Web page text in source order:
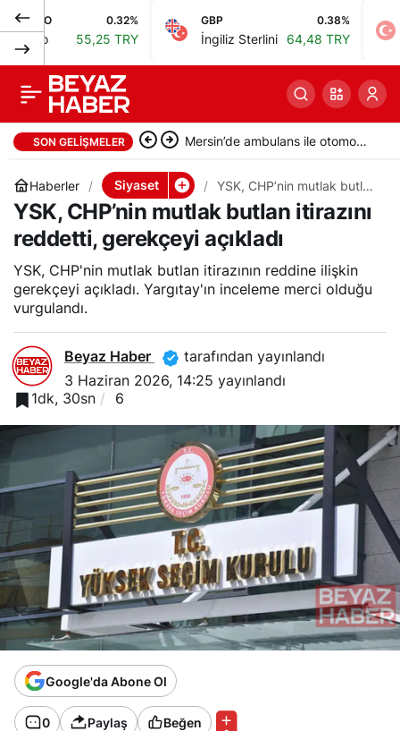
55,25 TRY
GBP
İngiliz Sterlini 64,48 TRY
BIST
Bist
SON GELIŞMELER Göztepe, Trabzonspor’u 2-1
mağlup etti
Haberler Siyaset
YSK, CHP’nin mutlak butlan
itirazını reddetti, gerekçeyi
açıkladı
YSK, CHP’nin mutlak butlan itirazını
reddetti, gerekçeyi açıkladı
YSK, CHP'nin mutlak butlan itirazının reddine ilişkin
gerekçeyi açıkladı. Yargıtay'ın inceleme merci olduğu
vurgulandı.
Beyaz Haber
tarafından yayınlandı
3 Haziran 2026, 14:25 yayınlandı
1dk, 30sn
6
Google'da Abone Ol
0 Paylaş Beğen
İmamoğlu,
Kılıçdaroğlu’na
duruşmada sert tepki
Paylaş